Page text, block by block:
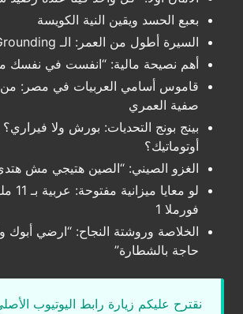
بعبع الحسد ويقين النية الكويسة
السيرة أطول من العمر: الـ Grounding مع نيازي سلام
أهم نصيحة مالية: “انفست في نفسك
قاموس أسامي العربيات في مصر: من
صفية العمري
بينج بونج التحديات: بورش ولا فيراري؟
أوتوماتيك؟
الغزو الصيني: “الصين هتيجي مش
لو
فورملا 1
الخلاصة وروشتة النجاح: “ارضي
حاجة بالشطارة”
نقترح عليكم زيارة رابط اليوتيوب